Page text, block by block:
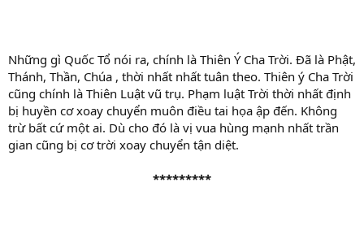
Những gì Quốc Tổ nói ra, chính là Thiên Ý Cha Trời. Đã là Phật,
Thánh, Thần, Chúa , thời nhất nhất tuân theo. Thiên ý Cha Trời
cũng chính là Thiên Luật vũ trụ. Phạm luật Trời thời nhất định
bị huyền cơ xoay chuyển muôn điều tai họa ập đến. Không
trừ bất cứ một ai. Dù cho đó là vị vua hùng mạnh nhất trần
gian cũng bị cơ trời xoay chuyển tận diệt.
*********